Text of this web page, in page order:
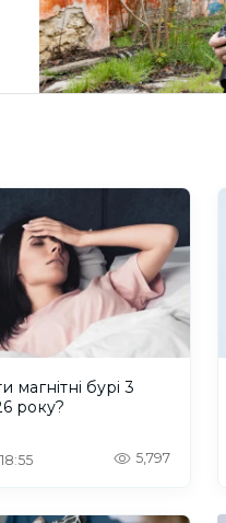
магнітні бурі 3
року?
5,797